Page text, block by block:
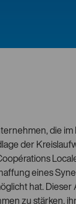
die
der
eines
hat. Dieser
zu stärken,